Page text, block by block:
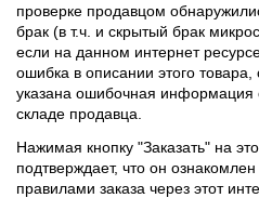
проверке продавцом
брак (в т.ч. и скрытый брак
если на данном интернет
ошибка в описании этого товара,
указана ошибочная информация
складе продавца.
Нажимая кнопку "Заказать" на
подтверждает, что он
правилами заказа через этот